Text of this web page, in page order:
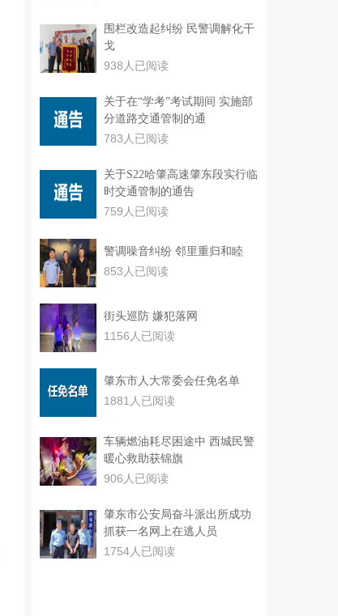
围栏改造起纠纷 民警调解化干
戈
938人已阅读
关于在“学考”考试期间 实施部
分道路交通管制的通
783人已阅读
关于S22哈肇高速肇东段实行临
时交通管制的通告
759人已阅读
警调噪音纠纷 邻里重归和睦
853人已阅读
街头巡防 嫌犯落网
1156人已阅读
肇东市人大常委会任免名单
1881人已阅读
车辆燃油耗尽困途中 西城民警
暖心救助获锦旗
906人已阅读
肇东市公安局奋斗派出所成功
抓获一名网上在逃人员
1754人已阅读